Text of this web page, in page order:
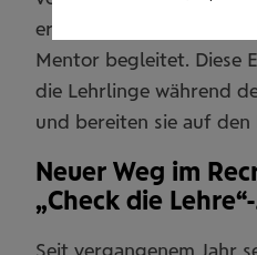
ersten Tag wird jeder
Mentor begleitet. Diese
die Lehrlinge während
und bereiten sie auf
Neuer Weg im
„Check die